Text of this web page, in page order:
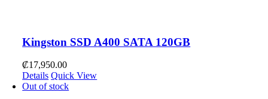
Kingston SSD A400 SATA 120GB
₡17,950.00
Details Quick View
Out of stock